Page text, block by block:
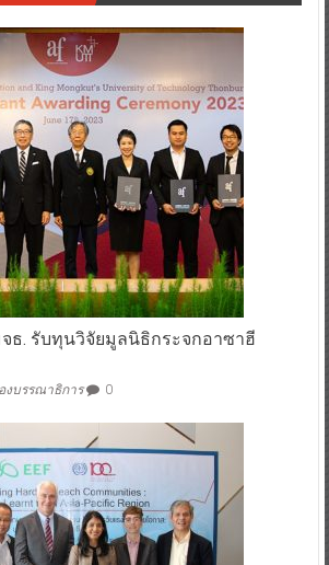
จธ. รับทุนวิจัยมูลนิธิกระจกอาซาฮี
งบรรณาธิการ 0